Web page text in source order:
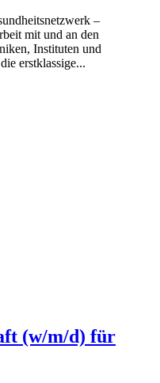
–
mit und an den
Instituten und
erstklassige...
(w/m/d) für